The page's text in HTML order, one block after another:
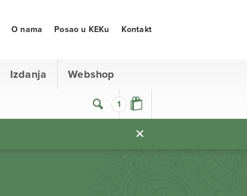
1
Izdanja Webshop
O nama Posao u KEKu Kontakt